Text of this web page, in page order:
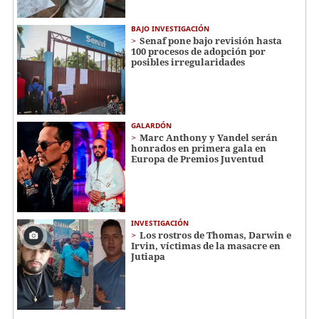
BAJO INVESTIGACIÓN
Senaf pone bajo revisión hasta
100 procesos de adopción por
posibles irregularidades
GALARDÓN
Marc Anthony y Yandel serán
honrados en primera gala en
Europa de Premios Juventud
INVESTIGACIÓN
Los rostros de Thomas, Darwin e
Irvin, víctimas de la masacre en
Jutiapa